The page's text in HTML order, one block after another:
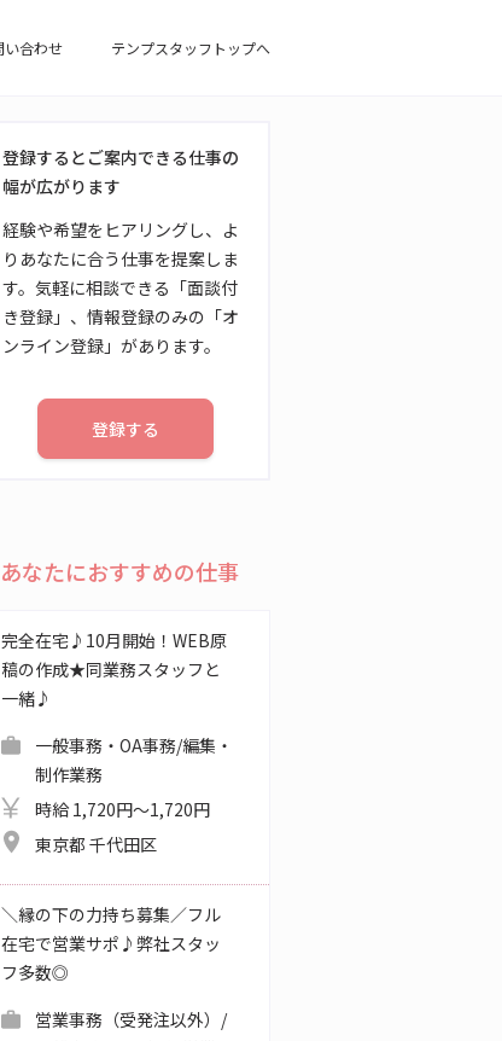
い合わせ テンプスタッフトップへ
登録するとご案内できる仕事の
幅が広がります
経験や希望をヒアリングし、よ
りあなたに合う仕事を提案しま
す。気軽に相談できる「面談付
き登録」、情報登録のみの「オ
ンライン登録」があります。
登録する
あなたにおすすめの仕事
完全在宅♪10月開始！WEB原
稿の作成★同業務スタッフと
一緒♪
一般事務・OA事務/編集・
制作業務
時給 1,720円～1,720円
東京都 千代田区
＼縁の下の力持ち募集／フル
在宅で営業サポ♪弊社スタッ
フ多数◎
営業事務（受発注以外）/